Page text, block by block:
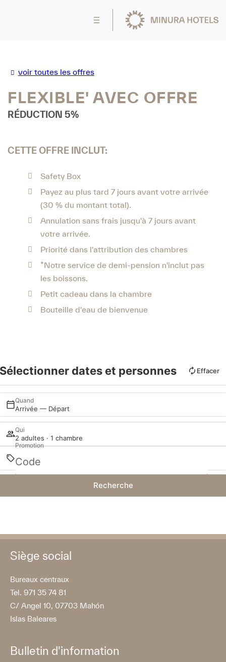
voir toutes les offres
FLEXIBLE' AVEC OFFRE
​​RÉDUCTION 5%
CETTE OFFRE INCLUT:
Safety Box
Payez au plus tard 7 jours avant votre arrivée
(30 % du montant total).
Annulation sans frais jusqu'à 7 jours avant
votre arrivée.
Priorité dans l'attribution des chambres
*Notre service de demi-pension n'inclut pas
les boissons.
Petit cadeau dans la chambre
Bouteille d'eau de bienvenue
Sélectionner dates et personnes Effacer
Quand
Arrivée — Départ
Qui
2 adultes · 1 chambre
Promotion
Recherche
Siège social
Bureaux centraux
Tel. 971 35 74 81
C/ Angel 10, 07703 Mahón
Islas Baleares
Bulletin d'information